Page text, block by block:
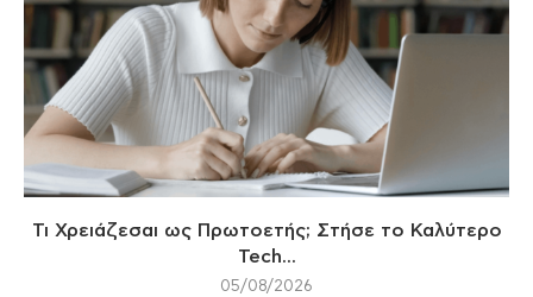
Τι Χρειάζεσαι ως Πρωτοετής; Στήσε το Καλύτερο
Tech...
05/08/2026